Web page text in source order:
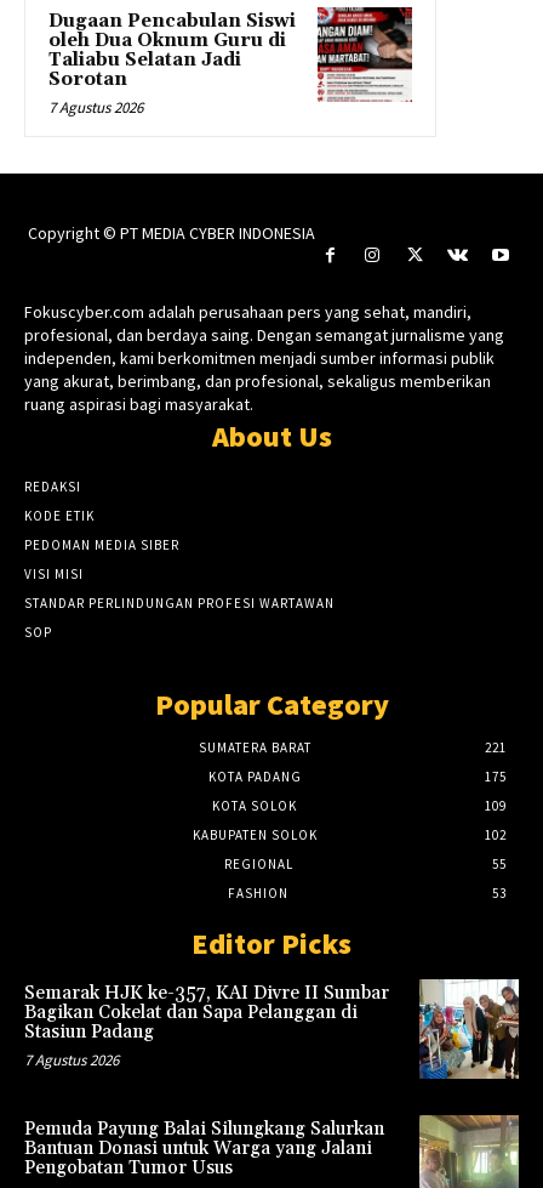
Dugaan Pencabulan Siswi
oleh Dua Oknum Guru di
Taliabu Selatan Jadi
Sorotan
7 Agustus 2026
Copyright © PT MEDIA CYBER INDONESIA
Fokuscyber.com adalah perusahaan pers yang sehat, mandiri,
profesional, dan berdaya saing. Dengan semangat jurnalisme yang
independen, kami berkomitmen menjadi sumber informasi publik
yang akurat, berimbang, dan profesional, sekaligus memberikan
ruang aspirasi bagi masyarakat.
About Us
REDAKSI
KODE ETIK
PEDOMAN MEDIA SIBER
VISI MISI
STANDAR PERLINDUNGAN PROFESI WARTAWAN
SOP
Popular Category
SUMATERA BARAT
221
KOTA PADANG
175
KOTA SOLOK
109
KABUPATEN SOLOK
102
REGIONAL
55
FASHION
53
Editor Picks
Semarak HJK ke-357, KAI Divre II Sumbar
Bagikan Cokelat dan Sapa Pelanggan di
Stasiun Padang
7 Agustus 2026
Pemuda Payung Balai Silungkang Salurkan
Bantuan Donasi untuk Warga yang Jalani
Pengobatan Tumor Usus